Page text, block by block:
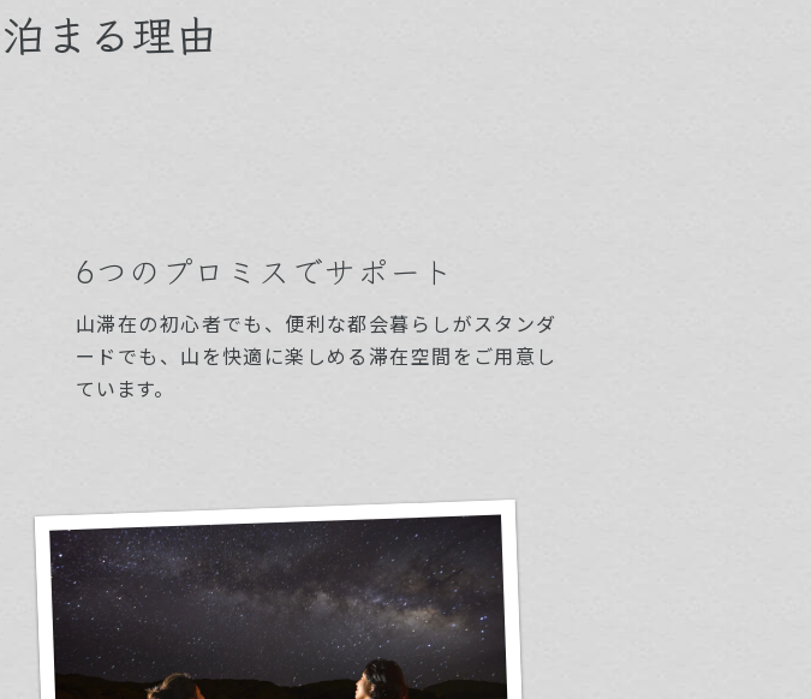
まる理由
6つのプロミスでサポート
山滞在の初心者でも、便利な都会暮らしがスタンダ
ードでも、山を快適に楽しめる滞在空間をご用意し
ています。